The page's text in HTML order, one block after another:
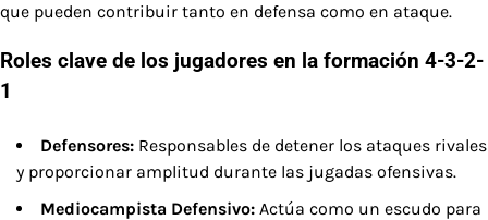
que pueden contribuir tanto en defensa como en ataque.
Roles clave de los jugadores en la formación 4-3-2-
1
Defensores: Responsables de detener los ataques rivales
y proporcionar amplitud durante las jugadas ofensivas.
Mediocampista Defensivo: Actúa como un escudo para